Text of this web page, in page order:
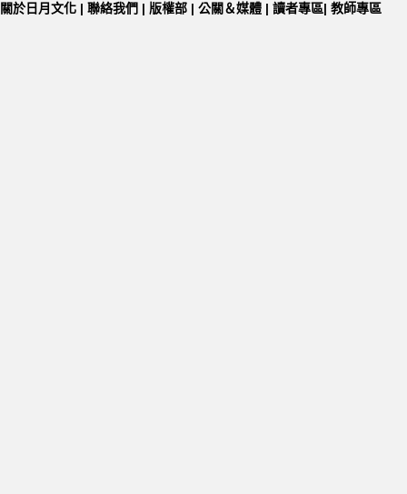
關於日月文化 | 聯絡我們 | 版權部 | 公關＆媒體 | 讀者專區| 教師專區